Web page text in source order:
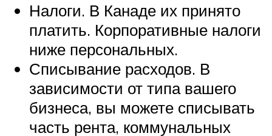
Налоги. В Канаде их принято
платить. Корпоративные налоги
ниже персональных.
Списывание расходов. В
зависимости от типа вашего
бизнеса, вы можете списывать
часть рента, коммунальных